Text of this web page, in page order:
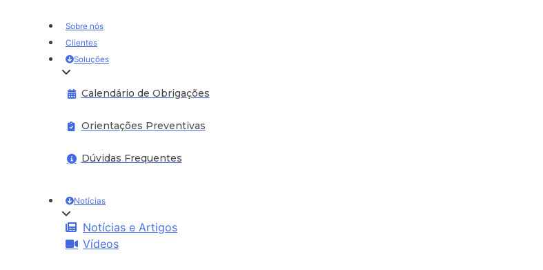
Sobre nós
Clientes
Soluções
Calendário de Obrigações
Orientações Preventivas
Dúvidas Frequentes
Notícias
Notícias e Artigos
Vídeos